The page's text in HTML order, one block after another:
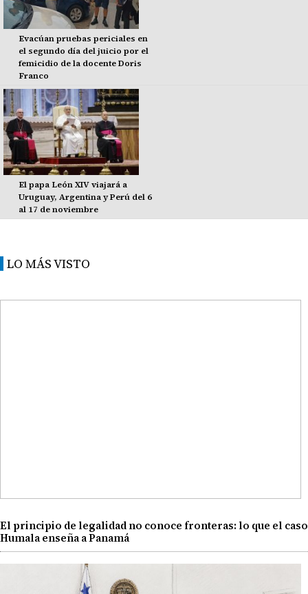
Evacúan pruebas periciales en
el segundo día del juicio por el
femicidio de la docente Doris
Franco
El papa León XIV viajará a
Uruguay, Argentina y Perú del 6
al 17 de noviembre
LO MÁS VISTO
El principio de legalidad no conoce fronteras: lo que el caso
Humala enseña a Panamá